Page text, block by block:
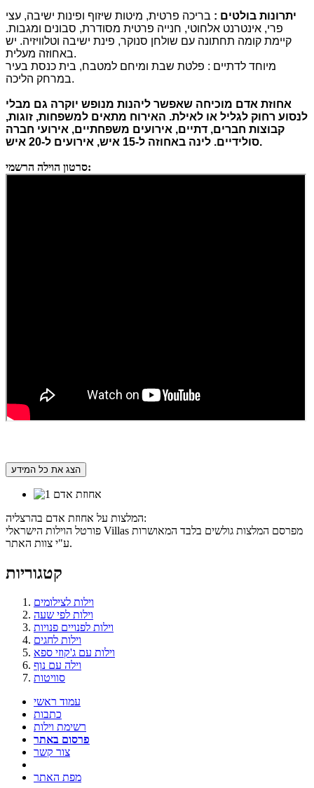
יתרונות בולטים : בריכה פרטית, מיטות שיזוף ופינות ישיבה, עצי
פרי, אינטרנט אלחוטי, חנייה פרטית מסודרת, סבונים ומגבות.
קיימת קומה תחתונה עם שולחן סנוקר, פינת ישיבה וטלוויזיה. יש
באחוזה מעלית.
מיוחד לדתיים : פלטת שבת ומיחם למטבח, בית כנסת בעיר
במרחק הליכה.
אחוזת אדם מוכיחה שאפשר ליהנות מנופש יוקרה גם מבלי
לנסוע רחוק לגליל או לאילת. האירוח מתאים למשפחות, זוגות,
קבוצות חברים, דתיים, אירועים משפחתיים, אירועי חברה
סולידיים. לינה באחוזה ל-15 איש, אירועים ל-20 איש .
סרטון הוילה הרשמי:
הצג את כל המידע
המלצות על אחוזת אדם בהרצליה:
פורטל הוילות הישראלי Villas מפרסם המלצות גולשים בלבד המאושרות
ע"י צוות האתר.
קטגוריות
וילות לצילומים
וילות לפי שעה
וילות לפנויים פנויות
וילות לחגים
וילות עם ג'קוזי ספא
וילה עם נוף
סוויטות
עמוד ראשי
כתבות
רשימת וילות
פרסום באתר
צור קשר
מפת האתר